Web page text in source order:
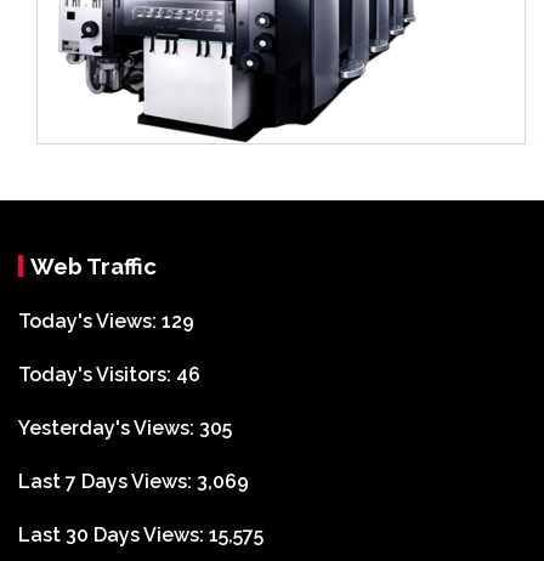
Web Traffic
Today's Views: 129
Today's Visitors: 46
Yesterday's Views: 305
Last 7 Days Views: 3,069
Last 30 Days Views: 15,575